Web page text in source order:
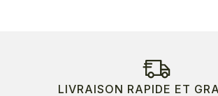
LIVRAISON RAPIDE ET